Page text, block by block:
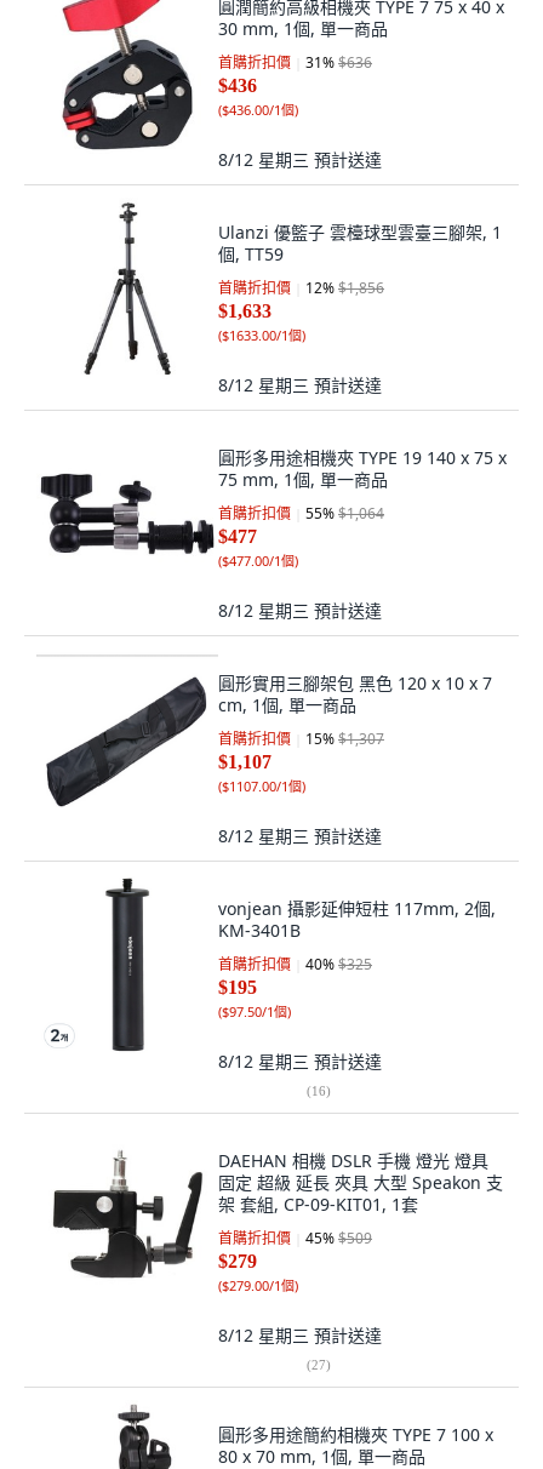
圓潤簡約高級相機夾 TYPE 7 75 x 40 x
30 mm, 1個, 單一商品
首購折扣價 31%$636
$436
($436.00/1個)
8/12 星期三 預計送達
Ulanzi 優籃子 雲檯球型雲臺三腳架, 1
個, TT59
首購折扣價 12%$1,856
$1,633
($1633.00/1個)
8/12 星期三 預計送達
圓形多用途相機夾 TYPE 19 140 x 75 x
75 mm, 1個, 單一商品
首購折扣價 55%$1,064
$477
($477.00/1個)
8/12 星期三 預計送達
圓形實用三腳架包 黑色 120 x 10 x 7
cm, 1個, 單一商品
首購折扣價 15%$1,307
$1,107
($1107.00/1個)
8/12 星期三 預計送達
vonjean 攝影延伸短柱 117mm, 2個,
KM-3401B
首購折扣價 40%$325
$195
($97.50/1個)
8/12 星期三 預計送達
(16)
DAEHAN 相機 DSLR 手機 燈光 燈具
固定 超級 延長 夾具 大型 Speakon 支
架 套組, CP-09-KIT01, 1套
首購折扣價 45%$509
$279
($279.00/1個)
8/12 星期三 預計送達
(27)
圓形多用途簡約相機夾 TYPE 7 100 x
80 x 70 mm, 1個, 單一商品